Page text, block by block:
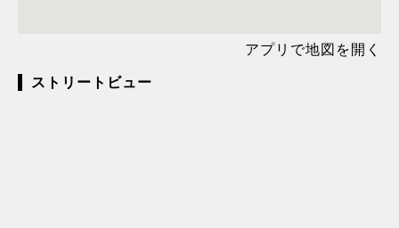
アプリで地図を開く
ストリートビュー